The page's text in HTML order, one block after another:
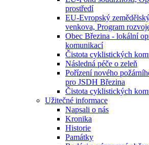
prostředí
EU-Evropský
venkova, Program
Obec Březina - lokální
komunikací
Čistota cyklistických
Následná péče o zeleň
Pořízení nového
pro JSDH Březina
Čistota cyklistických
Užitečné informace
Napsali o nás
Kronika
Historie
Památky